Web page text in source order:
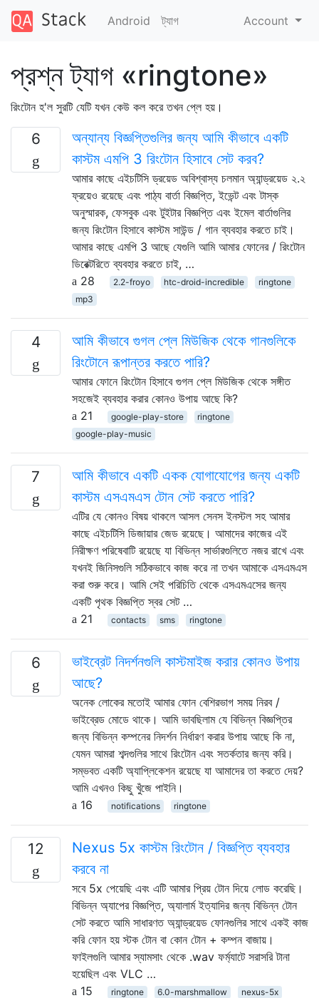
Android ট্যাগ Account
প্রশ্ন ট্যাগ «ringtone»
রিংটোন হ'ল সুরটি যেটি যখন কেউ কল করে তখন প্লে হয়।
6
অন্যান্য বিজ্ঞপ্তিগুলির জন্য আমি কীভাবে একটি
কাস্টম এমপি 3 রিংটোন হিসাবে সেট করব?
আমার কাছে এইচটিসি ড্রয়েড অবিশ্বাস্য চলমান অ্যান্ড্রয়েড ২.২
ফ্রয়েও রয়েছে এবং পাঠ্য বার্তা বিজ্ঞপ্তি, ইভেন্ট এবং টাস্ক
অনুস্মারক, ফেসবুক এবং টুইটার বিজ্ঞপ্তি এবং ইমেল বার্তাগুলির
জন্য রিংটোন হিসাবে কাস্টম সাউন্ড / গান ব্যবহার করতে চাই।
আমার কাছে এমপি 3 আছে যেগুলি আমি আমার ফোনের / রিংটোন
ডিরেক্টরিতে ব্যবহার করতে চাই, …
28
2.2-froyo htc-droid-incredible
ringtone
mp3
4
আমি কীভাবে গুগল প্লে মিউজিক থেকে গানগুলিকে
রিংটোনে রূপান্তর করতে পারি?
আমার ফোনে রিংটোন হিসাবে গুগল প্লে মিউজিক থেকে সঙ্গীত
সহজেই ব্যবহার করার কোনও উপায় আছে কি?
21
google-play-store
ringtone
google-play-music
7
আমি কীভাবে একটি একক যোগাযোগের জন্য একটি
কাস্টম এসএমএস টোন সেট করতে পারি?
এটির যে কোনও বিষয় থাকলে আসল সেনস ইনস্টল সহ আমার
কাছে এইচটিসি ডিজায়ার জেড রয়েছে। আমাদের কাজের এই
নিরীক্ষণ পরিষেবাটি রয়েছে যা বিভিন্ন সার্ভারগুলিতে নজর রাখে এবং
যখনই জিনিসগুলি সঠিকভাবে কাজ করে না তখন আমাকে এসএমএস
করা শুরু করে। আমি সেই পরিচিতি থেকে এসএমএসের জন্য
একটি পৃথক বিজ্ঞপ্তি স্বর সেট …
21
contacts sms ringtone
6
ভাইব্রেট নিদর্শনগুলি কাস্টমাইজ করার কোনও উপায়
আছে?
অনেক লোকের মতোই আমার ফোন বেশিরভাগ সময় নিরব /
ভাইব্রেড মোডে থাকে। আমি ভাবছিলাম যে বিভিন্ন বিজ্ঞপ্তির
জন্য বিভিন্ন কম্পনের নিদর্শন নির্ধারণ করার উপায় আছে কি না,
যেমন আমরা শব্দগুলির সাথে রিংটোন এবং সতর্কতার জন্য করি।
সম্ভবত একটি অ্যাপ্লিকেশন রয়েছে যা আমাদের তা করতে দেয়?
আমি এখনও কিছু খুঁজে পাইনি।
16
notifications ringtone
12
Nexus 5x কাস্টম রিংটোন / বিজ্ঞপ্তি ব্যবহার
করবে না
সবে 5x পেয়েছি এবং এটি আমার প্রিয় টোন দিয়ে লোড করেছি।
বিভিন্ন অ্যাপের বিজ্ঞপ্তি, অ্যালার্ম ইত্যাদির জন্য বিভিন্ন টোন
সেট করতে আমি সাধারণত অ্যান্ড্রয়েড ফোনগুলির সাথে একই কাজ
করি ফোন হয় স্টক টোন বা কোন টোন + কম্পন বাজায়।
ফাইলগুলি আমার স্যামসাং থেকে .wav ফর্ম্যাটে সরাসরি টানা
হয়েছিল এবং VLC …
15
ringtone 6.0-marshmallow nexus-5x